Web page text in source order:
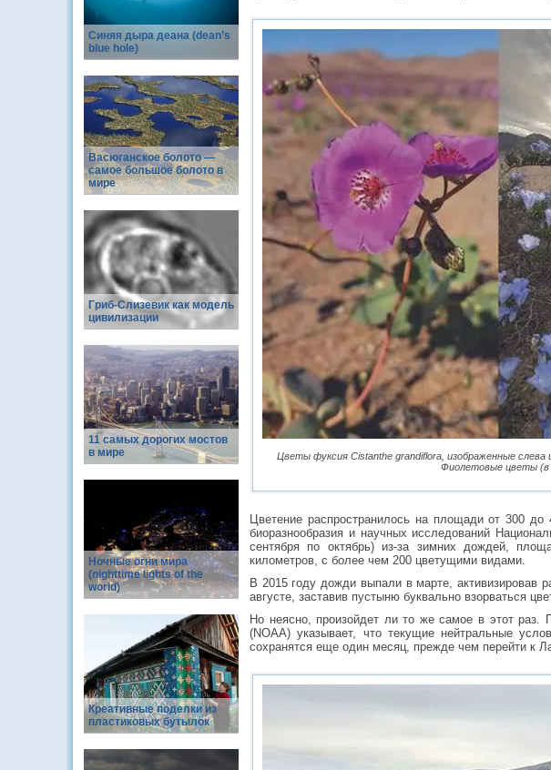
Синяя дыра деана (dean’s
blue hole)
Васюганское болото —
самое большое болото в
мире
Гриб-Слизевик как модель
цивилизации
11 самых дорогих мостов
в мире
Ночные огни мира
(nighttime lights of the
world)
Креативные поделки из
пластиковых бутылок
Цветы фуксия Cistanthe grandiflora, изображенные
Фиолетовые цветы (в
Цветение распространилось на площади от 300 до
биоразнообразия и научных исследований
сентября по октябрь) из-за зимних дождей,
километров, с более чем 200 цветущими видами.
В 2015 году дожди выпали в марте, активизировав
августе, заставив пустыню буквально взорваться
Но неясно, произойдет ли то же самое в этот раз.
(NOAA) указывает, что текущие нейтральные
сохранятся еще один месяц, прежде чем перейти к